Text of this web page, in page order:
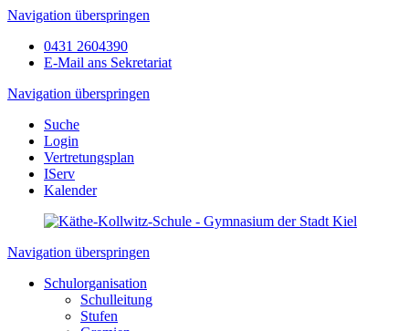
Navigation überspringen
0431 2604390
E-Mail ans Sekretariat
Navigation überspringen
Suche
Login
Vertretungsplan
IServ
Kalender
Navigation überspringen
Schulorganisation
Schulleitung
Stufen